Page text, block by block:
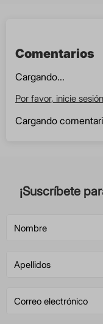
Comentarios
Cargando...
Por favor, inicie
Cargando
¡Suscríbete